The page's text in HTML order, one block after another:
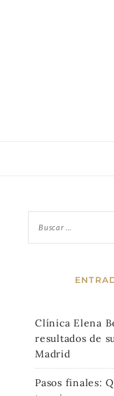
Clínica Elena
resultados de
Madrid
Pasos finales: